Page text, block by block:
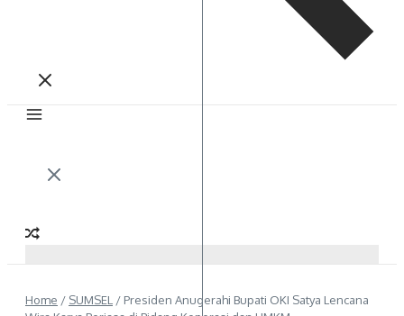
Home / SUMSEL / Presiden Anugerahi Bupati OKI Satya Lencana